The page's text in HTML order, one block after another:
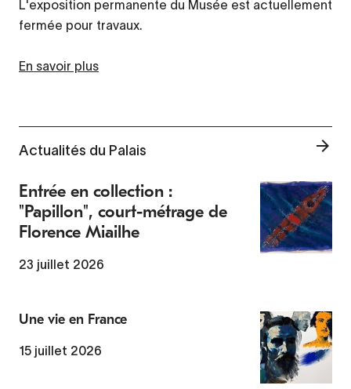
L'exposition permanente du Musée est actuellement
fermée pour travaux.
En savoir plus
Actualités du Palais
Entrée en collection :
"Papillon", court-métrage de
Florence Miailhe
23 juillet 2026
Une vie en France
15 juillet 2026